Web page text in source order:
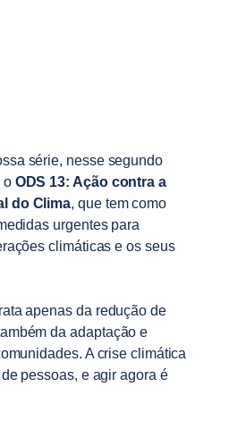
série, nesse segundo
o ODS 13: Ação contra a
do Clima, que tem como
urgentes para
climáticas e os seus
apenas da redução de
da adaptação e
A crise climática
pessoas, e agir agora é